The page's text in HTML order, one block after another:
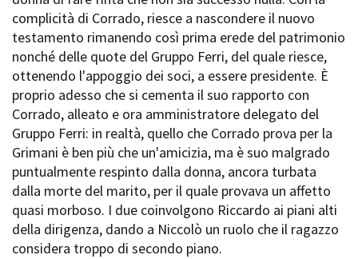
PRODUCTION GUIDE
Società di produzione
Strutture di servizio
Professionisti
Attrici-Attori
Beginners
LOCATION GUIDE
FILM DATABASE
BOOK DATABASE
Torino Film Festival
David di Donatello
Nastri d’Argento
Premio Solinas
STRUMENTI
Location - Accedi al tuo
profilo
Location - Nuovo utente
Newsletter
Lavora con noi
Stage - Tirocini - Scuola e
Lavoro
Elenco Operatori Economici
complicità di Corrado, riesce a nascondere il nuovo
testamento rimanendo così prima erede del patrimonio
nonché delle quote del Gruppo Ferri, del quale riesce,
ottenendo l'appoggio dei soci, a essere presidente. È
proprio adesso che si cementa il suo rapporto con
Corrado, alleato e ora amministratore delegato del
Gruppo Ferri: in realtà, quello che Corrado prova per la
Grimani è ben più che un'amicizia, ma è suo malgrado
puntualmente respinto dalla donna, ancora turbata
dalla morte del marito, per il quale provava un affetto
quasi morboso. I due coinvolgono Riccardo ai piani alti
della dirigenza, dando a Niccolò un ruolo che il ragazzo
considera troppo di secondo piano.